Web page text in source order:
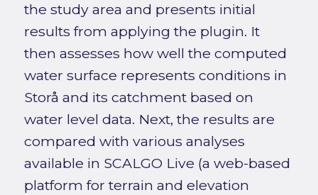
the study area and presents initial
results from applying the plugin. It
then assesses how well the computed
water surface represents conditions in
Storå and its catchment based on
water level data. Next, the results are
compared with various analyses
available in SCALGO Live (a web-based
platform for terrain and elevation